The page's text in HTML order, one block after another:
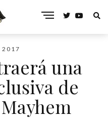
2017
una
de